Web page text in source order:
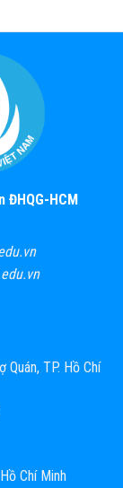
ĐHQG-HCM
TP. Hồ Chí
Chí Minh